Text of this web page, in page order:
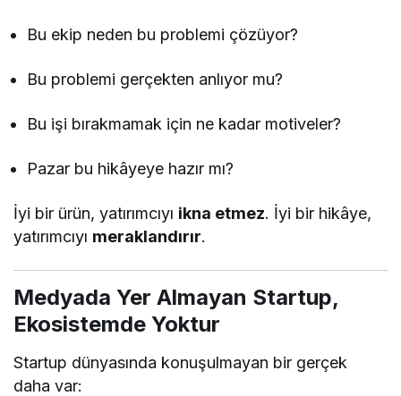
Bu ekip neden bu problemi çözüyor?
Bu problemi gerçekten anlıyor mu?
Bu işi bırakmamak için ne kadar motiveler?
Pazar bu hikâyeye hazır mı?
İyi bir ürün, yatırımcıyı ikna etmez. İyi bir hikâye,
yatırımcıyı meraklandırır.
Medyada Yer Almayan Startup,
Ekosistemde Yoktur
Startup dünyasında konuşulmayan bir gerçek
daha var: